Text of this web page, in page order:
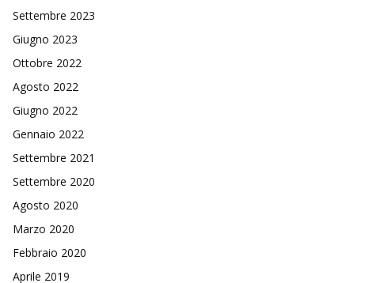
Settembre 2023
Giugno 2023
Ottobre 2022
Agosto 2022
Giugno 2022
Gennaio 2022
Settembre 2021
Settembre 2020
Agosto 2020
Marzo 2020
Febbraio 2020
Aprile 2019